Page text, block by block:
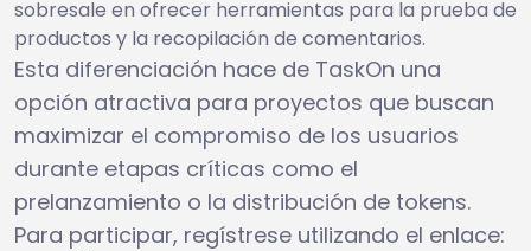
sobresale en ofrecer herramientas para la prueba de
productos y la recopilación de comentarios.
Esta diferenciación hace de TaskOn una
opción atractiva para proyectos que buscan
maximizar el compromiso de los usuarios
durante etapas críticas como el
prelanzamiento o la distribución de tokens.
Para participar, regístrese utilizando el enlace: